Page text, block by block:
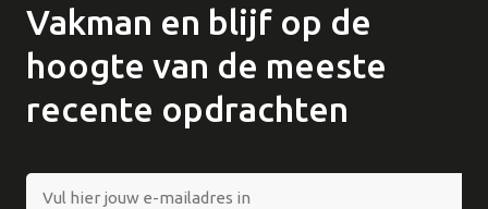
Vakman en blijf op de
hoogte van de meeste
recente opdrachten
E-
mailadres